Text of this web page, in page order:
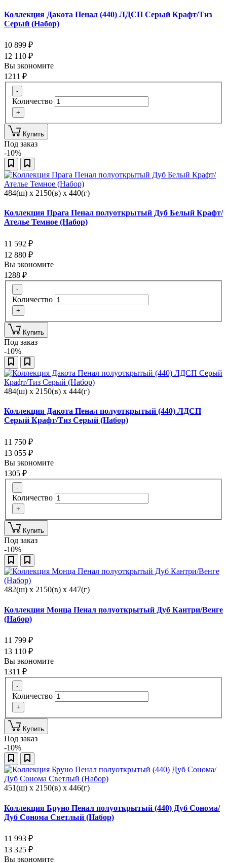
Коллекция Дакота Пенал (440) ЛДСП Серый Крафт/Тиз
Серый (Набор)
10 899 ₽
12 110 ₽
Вы экономите
1211 ₽
-
Количество
+
Купить
Под заказ
-10%
484(ш) x 2150(в) x 440(г)
Коллекция Прага Пенал полуоткрытый Дуб Белый Крафт/
Ателье Темное (Набор)
11 592 ₽
12 880 ₽
Вы экономите
1288 ₽
-
Количество
+
Купить
Под заказ
-10%
484(ш) x 2150(в) x 444(г)
Коллекция Дакота Пенал полуоткрытый (440) ЛДСП
Серый Крафт/Тиз Серый (Набор)
11 750 ₽
13 055 ₽
Вы экономите
1305 ₽
-
Количество
+
Купить
Под заказ
-10%
482(ш) x 2150(в) x 447(г)
Коллекция Монца Пенал полуоткрытый Дуб Кантри/Венге
(Набор)
11 799 ₽
13 110 ₽
Вы экономите
1311 ₽
-
Количество
+
Купить
Под заказ
-10%
451(ш) x 2150(в) x 446(г)
Коллекция Бруно Пенал полуоткрытый (440) Дуб Сонома/
Дуб Сонома Светлый (Набор)
11 993 ₽
13 325 ₽
Вы экономите